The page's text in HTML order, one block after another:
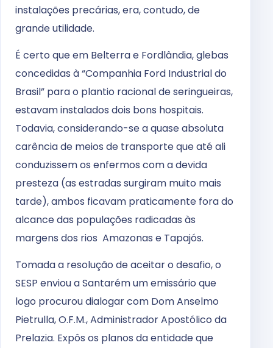
instalações precárias, era, contudo, de
grande utilidade.
É certo que em Belterra e Fordlândia, glebas
concedidas à “Companhia Ford Industrial do
Brasil” para o plantio racional de seringueiras,
estavam instalados dois bons hospitais.
Todavia, considerando-se a quase absoluta
carência de meios de transporte que até ali
conduzissem os enfermos com a devida
presteza (as estradas surgiram muito mais
tarde), ambos ficavam praticamente fora do
alcance das populações radicadas às
margens dos rios Amazonas e Tapajós.
Tomada a resolução de aceitar o desafio, o
SESP enviou a Santarém um emissário que
logo procurou dialogar com Dom Anselmo
Pietrulla, O.F.M., Administrador Apostólico da
Prelazia. Expôs os planos da entidade que